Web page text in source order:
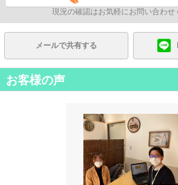
現況の確認はお気軽にお問い合わせ
メールで共有する
お客様の声